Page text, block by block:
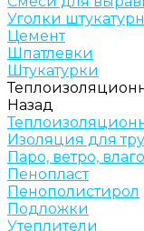
Уголки
Цемент
Шпатлевки
Штукатурки
Назад
Изоляция для
Паро, ветро,
Пенопласт
Пенополистирол
Подложки
Утеплители